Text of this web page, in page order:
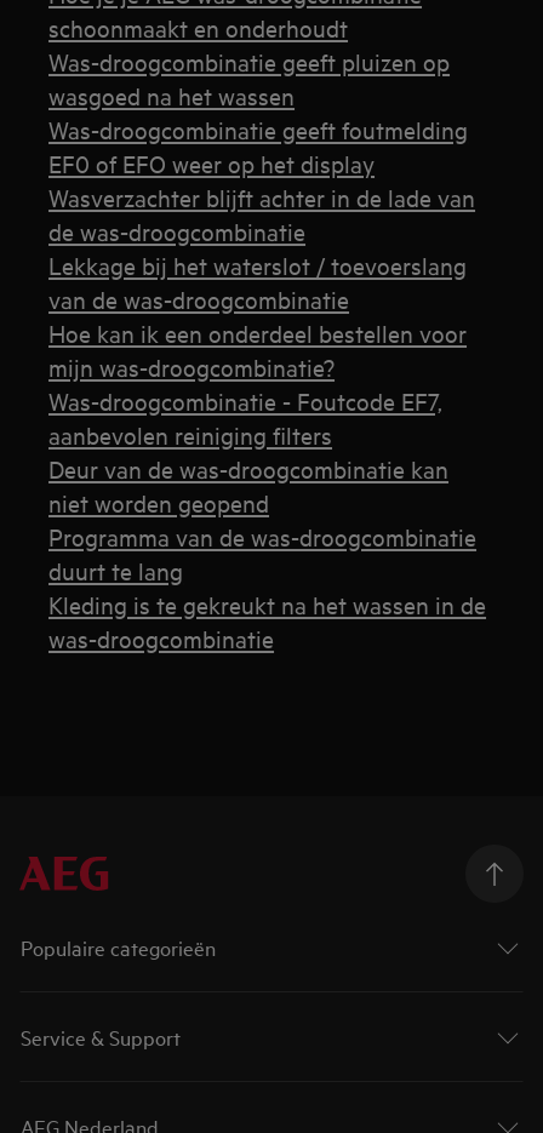
schoonmaakt en onderhoudt
Was-droogcombinatie geeft pluizen op
wasgoed na het wassen
Was-droogcombinatie geeft foutmelding
EF0 of EFO weer op het display
Wasverzachter blijft achter in de lade van
de was-droogcombinatie
Lekkage bij het waterslot / toevoerslang
van de was-droogcombinatie
Hoe kan ik een onderdeel bestellen voor
mijn was-droogcombinatie?
Was-droogcombinatie - Foutcode EF7,
aanbevolen reiniging filters
Deur van de was-droogcombinatie kan
niet worden geopend
Programma van de was-droogcombinatie
duurt te lang
Kleding is te gekreukt na het wassen in de
was-droogcombinatie
Populaire categorieën
Service & Support
AEG Nederland